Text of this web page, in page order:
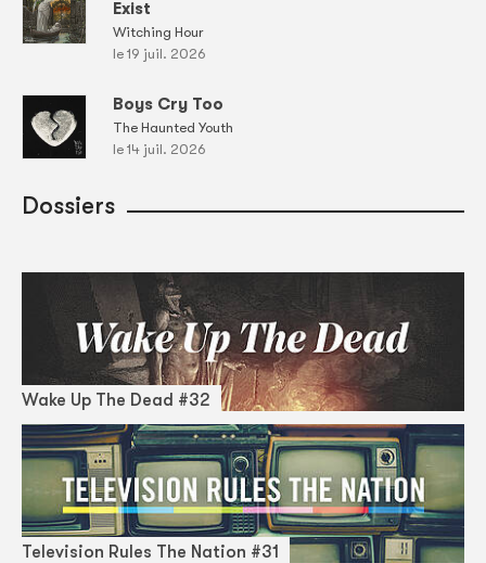
Exist
Witching Hour
le 19 juil. 2026
Boys Cry Too
The Haunted Youth
le 14 juil. 2026
Dossiers
Wake Up The Dead #32
Television Rules The Nation #31